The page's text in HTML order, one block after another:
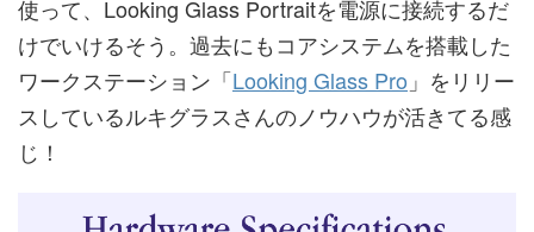
使って、Looking Glass Portraitを電源に接続するだ
けでいけるそう。過去にもコアシステムを搭載した
ワークステーション「Looking Glass Pro 」をリリー
スしているルキグラスさんのノウハウが活きてる感
じ！